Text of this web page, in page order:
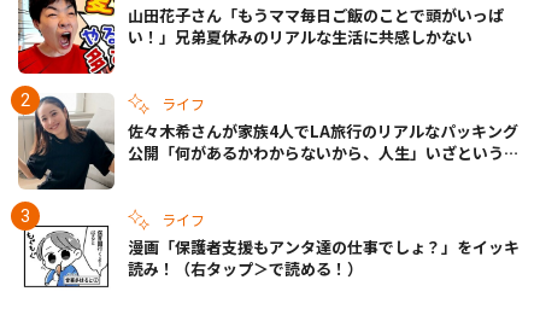
山田花子さん「もうママ毎日ご飯のことで頭がいっぱ
い！」兄弟夏休みのリアルな生活に共感しかない
ライフ
佐々木希さんが家族4人でLA旅行のリアルなパッキング
公開「何があるかわからないから、人生」いざというと
ライフ
漫画「保護者支援もアンタ達の仕事でしょ？」をイッキ
読み！（右タップ＞で読める！）